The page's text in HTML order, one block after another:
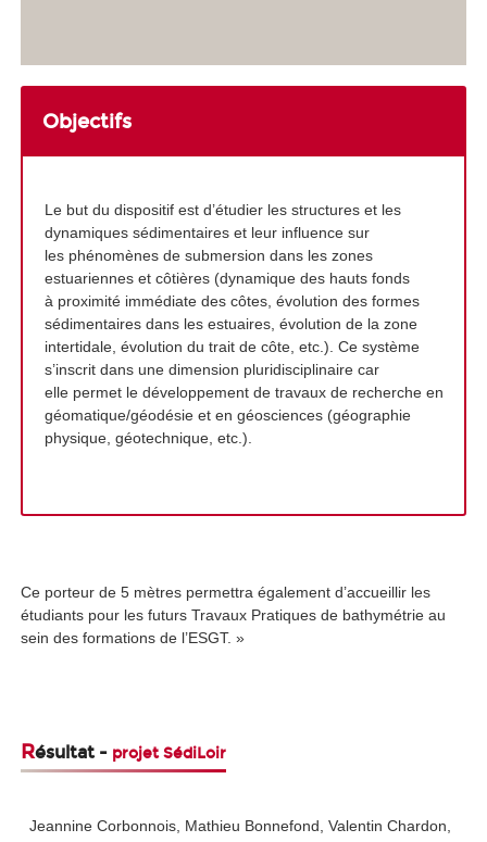
Objectifs
Le but du dispositif est d’étudier les structures et les
dynamiques sédimentaires et leur influence sur
les phénomènes de submersion dans les zones
estuariennes et côtières (dynamique des hauts fonds
à proximité immédiate des côtes, évolution des formes
sédimentaires dans les estuaires, évolution de la zone
intertidale, évolution du trait de côte, etc.). Ce système
s’inscrit dans une dimension pluridisciplinaire car
elle permet le développement de travaux de recherche en
géomatique/géodésie et en géosciences (géographie
physique, géotechnique, etc.).
Ce porteur de 5 mètres permettra également d’accueillir les
étudiants pour les futurs Travaux Pratiques de bathymétrie au
sein des formations de l’ESGT. »
Résultat - projet SédiLoir
Jeannine Corbonnois, Mathieu Bonnefond, Valentin Chardon,